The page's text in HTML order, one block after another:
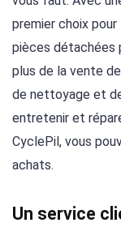
premier choix
pièces détachées
plus de la vente
de nettoyage et
entretenir et
CyclePil, vous
achats.
Un service